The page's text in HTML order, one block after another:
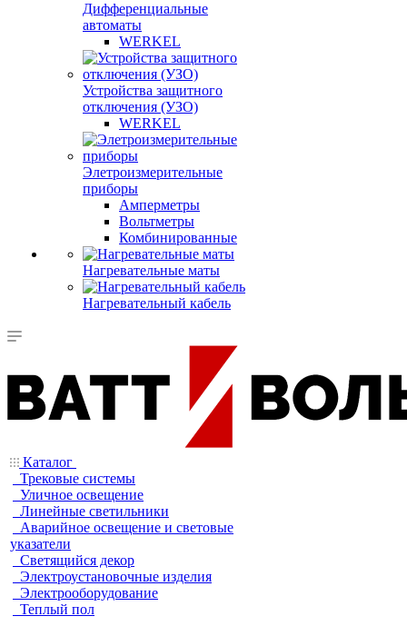
Дифференциальные
автоматы
WERKEL
Устройства защитного
отключения (УЗО)
WERKEL
Элетроизмерительные
приборы
Амперметры
Вольтметры
Комбинированные
Нагревательные маты
Нагревательный кабель
Каталог
Трековые системы
Уличное освещение
Линейные светильники
Аварийное освещение и световые
указатели
Светящийся декор
Электроустановочные изделия
Электрооборудование
Теплый пол